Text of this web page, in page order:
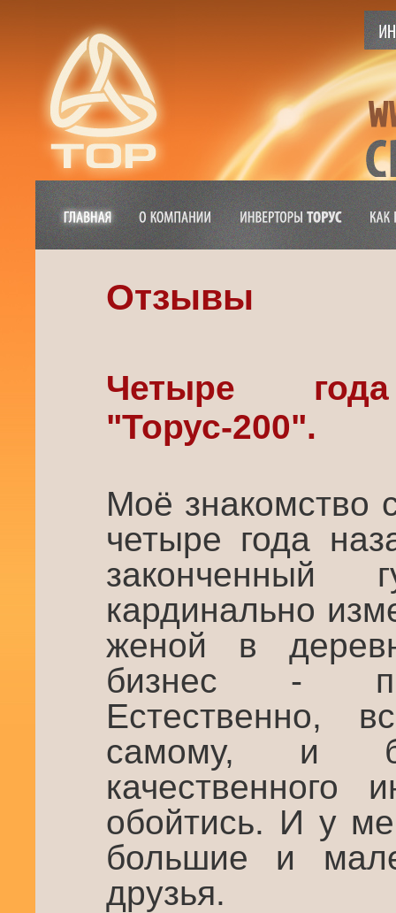
Отзывы
Четыре
"Торус-200".
Моё знакомство
четыре года
законченный
кардинально
женой в
бизнес -
Естественно,
самому, и
качественного
обойтись. И у
большие и
друзья.